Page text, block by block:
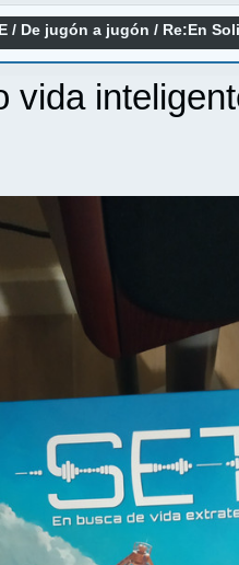
/ De jugón a jugón / Re:En
vida